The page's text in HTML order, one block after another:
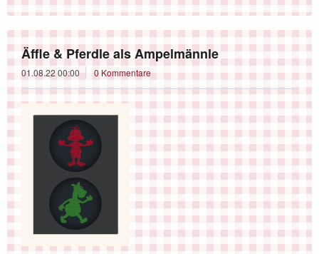
Äffle & Pferdle als Ampelmännle
01.08.22 00:00 0 Kommentare